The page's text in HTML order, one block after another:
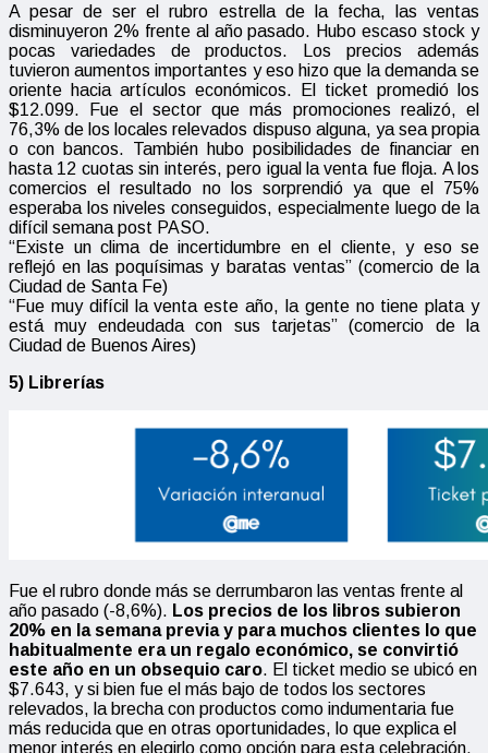
A pesar de ser el rubro estrella de la fecha, las ventas
disminuyeron 2% frente al año pasado. Hubo escaso stock y
pocas variedades de productos. Los precios además
tuvieron aumentos importantes y eso hizo que la demanda se
oriente hacia artículos económicos. El ticket promedió los
$12.099. Fue el sector que más promociones realizó, el
76,3% de los locales relevados dispuso alguna, ya sea propia
o con bancos. También hubo posibilidades de financiar en
hasta 12 cuotas sin interés, pero igual la venta fue floja. A los
comercios el resultado no los sorprendió ya que el 75%
esperaba los niveles conseguidos, especialmente luego de la
difícil semana post PASO.
“Existe un clima de incertidumbre en el cliente, y eso se
reflejó en las poquísimas y baratas ventas” (comercio de la
Ciudad de Santa Fe)
“Fue muy difícil la venta este año, la gente no tiene plata y
está muy endeudada con sus tarjetas” (comercio de la
Ciudad de Buenos Aires)
5) Librerías
Fue el rubro donde más se derrumbaron las ventas frente al
año pasado (-8,6%). Los precios de los libros subieron
20% en la semana previa y para muchos clientes lo que
habitualmente era un regalo económico, se convirtió
este año en un obsequio caro. El ticket medio se ubicó en
$7.643, y si bien fue el más bajo de todos los sectores
relevados, la brecha con productos como indumentaria fue
más reducida que en otras oportunidades, lo que explica el
menor interés en elegirlo como opción para esta celebración.